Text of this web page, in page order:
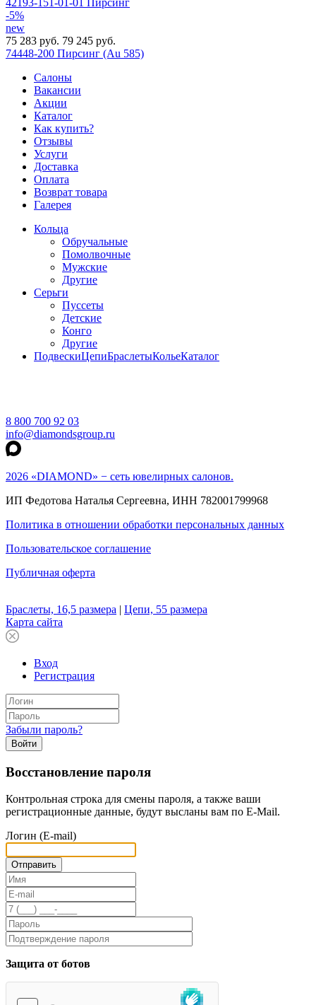
-5%
new
75 283 руб. 79 245 руб.
74448-200 Пирсинг (Au 585)
Салоны
Вакансии
Акции
Каталог
Как купить?
Отзывы
Услуги
Доставка
Оплата
Возврат товара
Галерея
Кольца
Обручальные
Помолвочные
Мужские
Другие
Серьги
Пуссеты
Детские
Конго
Другие
ПодвескиЦепиБраслетыКольеКаталог
8 800 700 92 03
info@diamondsgroup.ru
2026 «DIAMOND» − сеть ювелирных салонов.
ИП Федотова Наталья Сергеевна, ИНН 782001799968
Политика в отношении обработки персональных данных
Пользовательское соглашение
Публичная оферта
Браслеты, 16,5 размера | Цепи, 55 размера
Карта сайта
Вход
Регистрация
Забыли пароль?
Войти
Восстановление пароля
Контрольная строка для смены пароля, а также ваши
регистрационные данные, будут высланы вам по E-Mail.
Логин (E-mail)
Защита от ботов